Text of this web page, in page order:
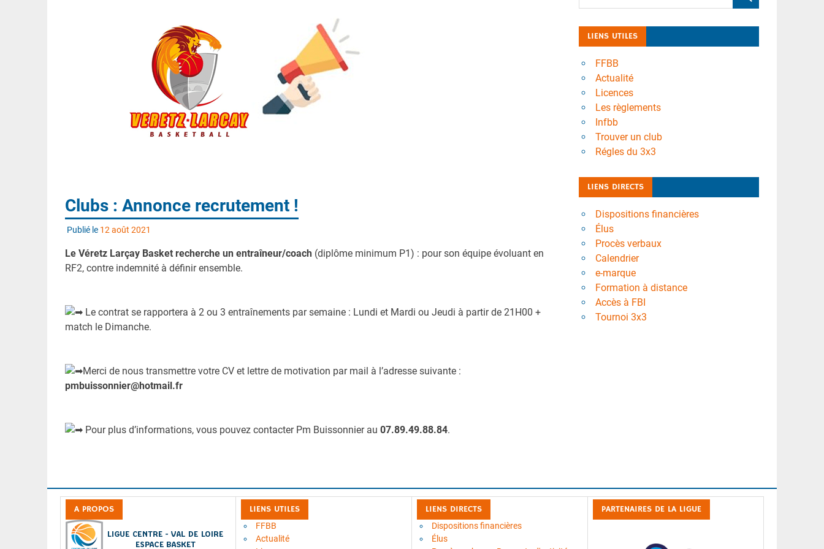
Clubs : Annonce recrutement !
Publié le 12 août 2021
Le Véretz Larçay Basket recherche un entraîneur/coach(diplôme minimum P1) : pour son équipe évoluant en
RF2, contre indemnité à définir ensemble.
Le contrat se rapportera à 2 ou 3 entraînements par semaine : Lundi et Mardi ou Jeudi à partir de 21H00 +
match le Dimanche.
Merci de nous transmettre votre CV et lettre de motivation par mail à l’adresse suivante :
pmbuissonnier@hotmail.fr
Pour plus d’informations, vous pouvez contacter Pm Buissonnier au 07.89.49.88.84.
LIENS UTILES
FFBB
Actualité
Licences
Les règlements
Infbb
Trouver un club
Régles du 3x3
LIENS DIRECTS
Dispositions financières
Élus
Procès verbaux
Calendrier
e-marque
Formation à distance
Accès à FBI
Tournoi 3x3
A PROPOS LIENS UTILES
FFBB
Actualité
LIENS DIRECTS
Dispositions financières
Élus
PARTENAIRES DE LA LIGUE